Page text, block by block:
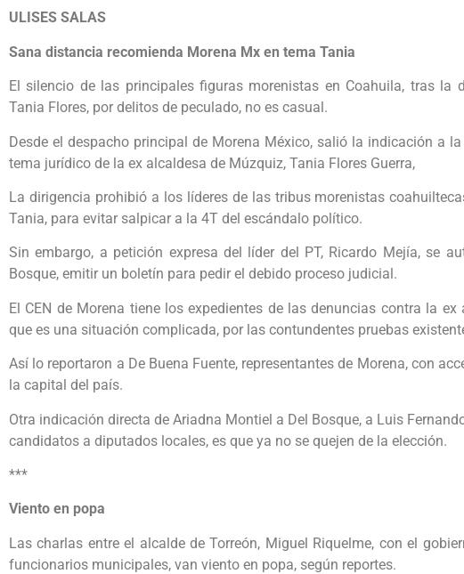
ULISES SALAS
Sana distancia recomienda Morena Mx en tema Tania
El silencio de las principales figuras morenistas en Coahuila, tras la
Tania Flores, por delitos de peculado, no es casual.
Desde el despacho principal de Morena México, salió la indicación a
tema jurídico de la ex alcaldesa de Múzquiz, Tania Flores Guerra,
La dirigencia prohibió a los líderes de las tribus morenistas
Tania, para evitar salpicar a la 4T del escándalo político.
Sin embargo, a petición expresa del líder del PT, Ricardo Mejía, se
Bosque, emitir un boletín para pedir el debido proceso judicial.
El CEN de Morena tiene los expedientes de las denuncias contra la
que es una situación complicada, por las contundentes pruebas
Así lo reportaron a De Buena Fuente, representantes de Morena, con
la capital del país.
Otra indicación directa de Ariadna Montiel a Del Bosque, a Luis
candidatos a diputados locales, es que ya no se quejen de la elección.
***
Viento en popa
Las charlas entre el alcalde de Torreón, Miguel Riquelme, con el
funcionarios municipales, van viento en popa, según reportes.